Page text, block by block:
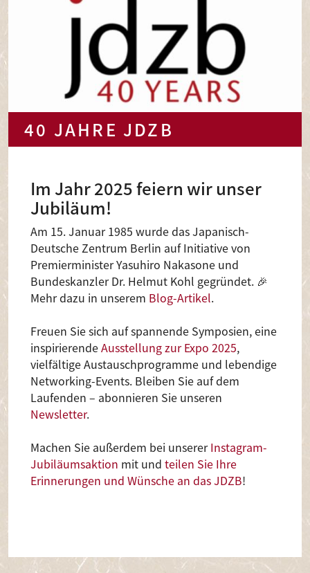
40 JAHRE JDZB
Im Jahr 2025 feiern wir unser
Jubiläum!
Am 15. Januar 1985 wurde das Japanisch-
Deutsche Zentrum Berlin auf Initiative von
Premierminister Yasuhiro Nakasone und
Bundeskanzler Dr. Helmut Kohl gegründet. 🎉
Mehr dazu in unserem Blog-Artikel.
Freuen Sie sich auf spannende Symposien, eine
inspirierendeAusstellung zur Expo 2025,
vielfältige Austauschprogramme und lebendige
Networking-Events. Bleiben Sie auf dem
Laufenden – abonnieren Sie unseren
Newsletter.
Machen Sie außerdem bei unsererInstagram-
Jubiläumsaktion mit und teilen Sie Ihre
Erinnerungen und Wünsche an das JDZB!